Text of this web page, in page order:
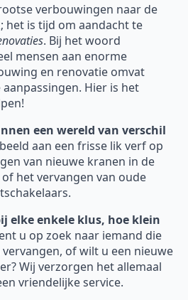
verbouwingen naar de
het is tijd om aandacht te
. Bij het woord
mensen aan enorme
en renovatie omvat
Hier is het
een wereld van verschil
aan een frisse lik verf op
van nieuwe kranen in de
het vervangen van oude
elke enkele klus, hoe klein
u op zoek naar iemand die
of wilt u een nieuwe
Wij verzorgen het allemaal
vriendelijke service.